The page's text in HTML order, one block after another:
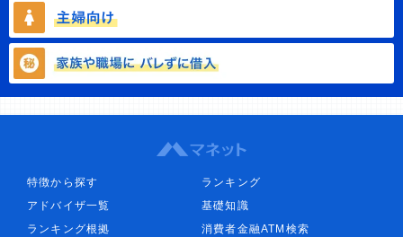
特徴から探す
ランキング
アドバイザ一覧
基礎知識
ランキング根拠
消費者金融ATM検索